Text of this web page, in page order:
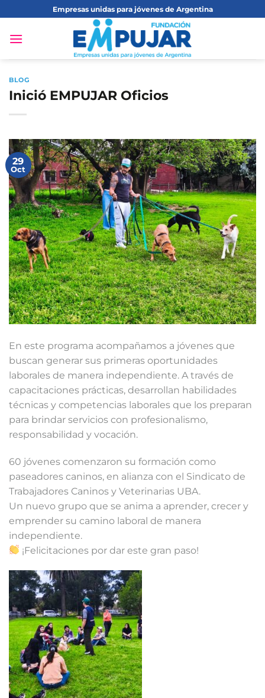
al
contenido
Empresas unidas para jóvenes de Argentina
BLOG
Inició EMPUJAR Oficios
29
Oct
En este programa acompañamos a jóvenes que
buscan generar sus primeras oportunidades
laborales de manera independiente. A través de
capacitaciones prácticas, desarrollan habilidades
técnicas y competencias laborales que los preparan
para brindar servicios con profesionalismo,
responsabilidad y vocación.
60 jóvenes comenzaron su formación como
paseadores caninos, en alianza con el Sindicato de
Trabajadores Caninos y Veterinarias UBA.
Un nuevo grupo que se anima a aprender, crecer y
emprender su camino laboral de manera
independiente.
¡Felicitaciones por dar este gran paso!